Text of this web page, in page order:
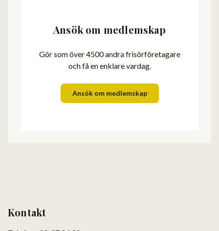
Ansök om medlemskap
Gör som över 4500 andra frisörföretagare
och få en enklare vardag.
Ansök om medlemskap
Kontakt